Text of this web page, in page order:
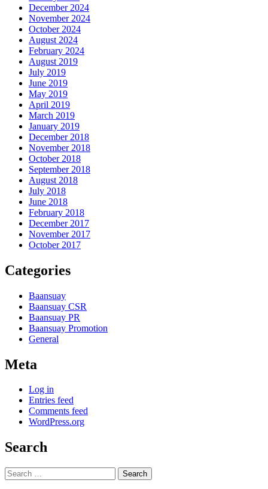
December 2024
November 2024
October 2024
August 2024
February 2024
August 2019
July 2019
June 2019
May 2019
April 2019
March 2019
January 2019
December 2018
November 2018
October 2018
September 2018
August 2018
July 2018
June 2018
February 2018
December 2017
November 2017
October 2017
Categories
Baansuay
Baansuay CSR
Baansuay PR
Baansuay Promotion
General
Meta
Log in
Entries feed
Comments feed
WordPress.org
Search
Search
for: